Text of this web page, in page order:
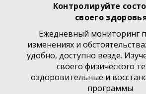
Контролируйте
своего
Ежедневный мониторинг
изменениях и
удобно, доступно везде.
своего физического
оздоровительные и
программы